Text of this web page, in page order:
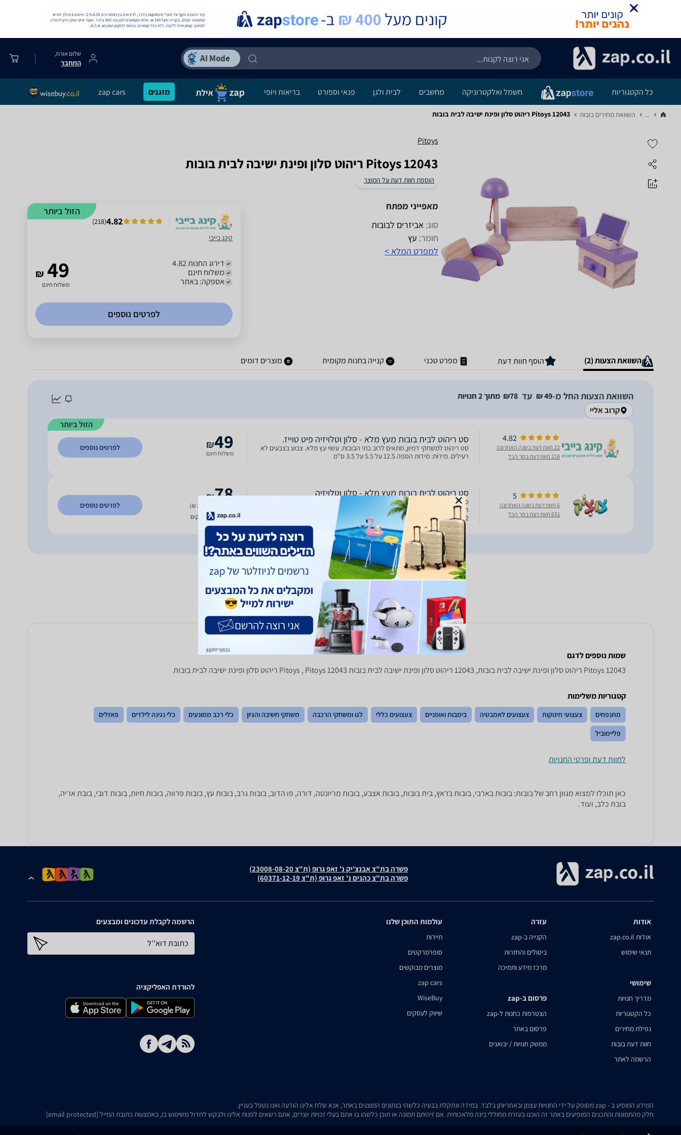
שלום אורח,
התחבר
כל הקטגוריות חשמל ואלקטרוניקה מחשבים לבית ולגן פנאי וספורט בריאות ויופי מזגנים zap cars
... השוואת מחירים בובות‏ Pitoys 12043 ריהוט סלון ופינת ישיבה לבית בובות
Pitoys
Pitoys 12043 ריהוט סלון ופינת ישיבה לבית בובות
הוספת חוות דעת על המוצר
מאפייני מפתח
סוג: אביזרים לבובות
חומר: עץ
למפרט המלא >
הזול ביותר
4.82
(
218
)
קינג בייבי
דירוג החנות 4.82
משלוח חינם
אספקה: באתר
₪ 49
משלוח חינם
לפרטים נוספים
השוואת הצעות (2) הוסף חוות דעת מפרט טכני קנייה בחנות מקומית מוצרים דומים
השוואת הצעות החל מ-49‏ ₪ עד 78‏₪
מתוך 2 חנויות
קרוב אליי
הזול ביותר
4.82
22 חוות דעת בשנה האחרונה
218 חוות דעת בסך הכל
סט ריהוט לבית בובות מעץ מלא - סלון וטלויזיה פיט טוייז.
סט ריהוט למשחקי דמיון, מתאים לרוב בתי הבובות. עשוי עץ מלא. צבוע בצבעים לא
רעילים. מידות: מידות הספה 12.5 על 5.5 על 3.5 ס"מ
49
₪
משלוח חינם
לפרטים נוספים
5
6 חוות דעת בשנה האחרונה
651 חוות דעת בסך הכל
סט ריהוט לבית בובות מעץ מלא - סלון וטלויזיה
סט ריהוט למשחקי דמיון, מתאים לרוב בתי הבובות. עשוי עץ מלא. צבוע בצבעים לא
הכורסא 7 על 5.5 על 4 ס"מ
78
₪
עד 7 ימי עסקים
לפרטים נוספים
שמות נוספים לדגם
Pitoys 12043 ריהוט סלון ופינת ישיבה לבית בובות, 12043 ריהוט סלון ופינת ישיבה לבית בובות Pitoys , Pitoys 12043 ריהוט סלון ופינת ישיבה לבית בובות
קטגוריות משלימות
מתנפחים צעצועי תינוקות צעצועים לאמבטיה בימבות ואופניים צעצועים כללי לגו ומשחקי הרכבה משחקי חשיבה והגיון כלי רכב ממונעים כלי נגינה לילדים פאזלים
פליימוביל
לחוות דעת ופרטי החנויות
כאן תוכלו למצוא מגוון רחב של בובות: בובות בארבי, בובות בראץ, בית בובות, בובות אצבע, בובות מריונטה, דורה, פו הדוב, בובות גרב, בובות עץ, בובות פרווה, בובות חיות, בובות דובי, בובת אריה,
בובת כלב, ועוד.
פשרה בת"צ אבנצ'יק נ' זאפ גרופ (ת"צ 23008-08-20)
פשרה בת"צ כהנים נ' זאפ גרופ (ת"צ 60371-12-19)
אודות
אודות zap.co.il
תנאי שימוש
שימושי
מדריך חנויות
כל הקטגוריות
נפילת מחירים
חוות דעת בובות
הרשמה לאתר
עזרה
הקנייה ב-zap
ביטולים והחזרות
מרכז מידע ותמיכה
פרסום ב-zap
הצטרפות כחנות ל-zap
פרסום באתר
ממשק חנויות / יבואנים
עולמות התוכן שלנו
תיירות
סופרמרקטים
מוצרים מבוקשים
zap cars
WiseBuy
שיווק לעסקים
הרשמה לקבלת עדכונים ומבצעים
כתובת דוא''ל
להורדת האפליקציה
המידע המופיע ב - zap מסופק על ידי החנויות עצמן ובאחריותן בלבד. במידה ונתקלת בבעיה כלשהי בנתונים המוצגים באתר, אנא שלח אלינו הודעה ואנו נטפל בעניין.
חלק מהתמונות והתכנים המופיעים באתר זה הוכנו בעזרת מחוללי בינה מלאכותית. אם זיהיתם תמונה או תוכן כלשהו בו אתם בעלי זכויות יוצרים, אתם רשאים לפנות אלינו ולבקש לחדול משימוש בו, באמצעות כתובת המייל [email protected]